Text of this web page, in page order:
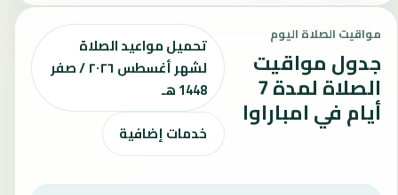
مواقيت الصلاة اليوم
جدول مواقيت
الصلاة لمدة 7
أيام في امباراوا
تحميل مواعيد الصلاة
لشهر أغسطس ٢٠٢٦ / صفر
1448 هـ
خدمات إضافية